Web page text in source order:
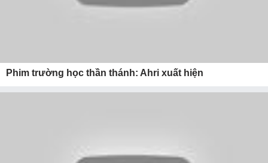
Phim trường học thần thánh: Ahri xuất hiện